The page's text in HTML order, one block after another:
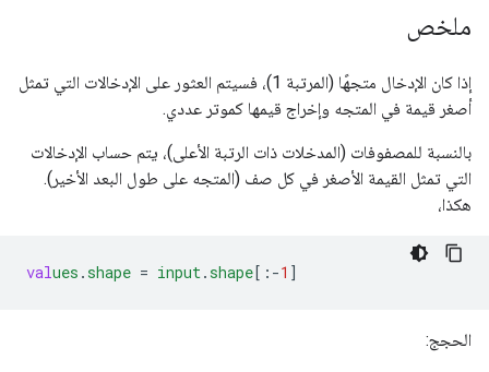
ملخص
إذا كان الإدخال متجهًا (المرتبة 1)، فسيتم العثور على الإدخالات التي تمثل
أصغر قيمة في المتجه وإخراج قيمها كموتر عددي.
بالنسبة للمصفوفات (المدخلات ذات الرتبة الأعلى)، يتم حساب الإدخالات
التي تمثل القيمة الأصغر في كل صف (المتجه على طول البعد الأخير).
هكذا،
values .shape = input.shape[ :-1 ]
الحجج: